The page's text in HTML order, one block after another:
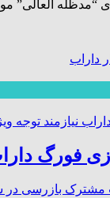
“مدظله العالی”
داراب
فورگ